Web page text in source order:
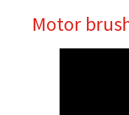
Motor